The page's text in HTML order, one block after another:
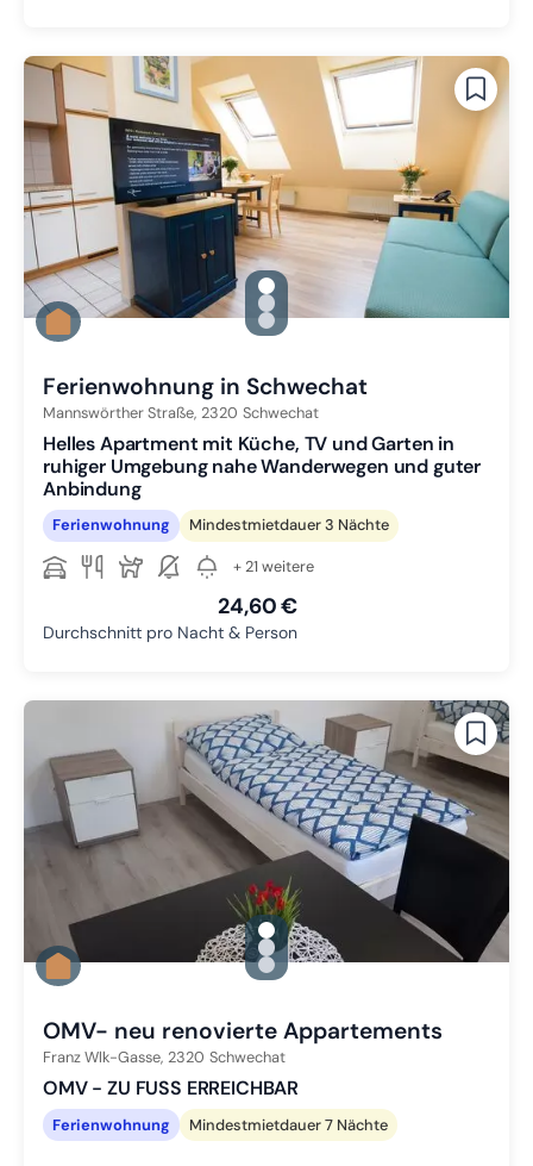
gallery.slide_selector
Zu Slide 1 wechseln
Zu Slide 2 wechseln
Zu Slide 3 wechseln
Ferienwohnung in Schwechat
Mannswörther Straße, 2320 Schwechat
Helles Apartment mit Küche, TV und Garten in
ruhiger Umgebung nahe Wanderwegen und guter
Anbindung
Ferienwohnung Mindestmietdauer 3 Nächte
+ 21 weitere
24,60 €
Durchschnitt pro Nacht & Person
gallery.slide_selector
Zu Slide 1 wechseln
Zu Slide 2 wechseln
Zu Slide 3 wechseln
OMV- neu renovierte Appartements
Franz Wlk-Gasse, 2320 Schwechat
OMV - ZU FUSS ERREICHBAR
Ferienwohnung Mindestmietdauer 7 Nächte